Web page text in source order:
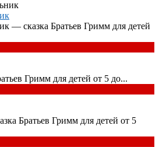
— сказка Братьев Гримм для детей
Гримм для детей от 5 до...
Братьев Гримм для детей от 5